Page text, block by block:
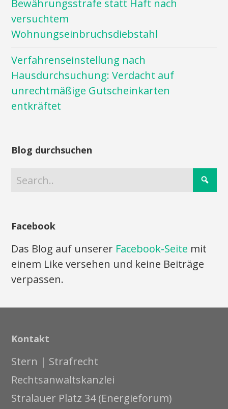
Bewährungsstrafe statt Haft nach
versuchtem
Wohnungseinbruchsdiebstahl
Verfahrenseinstellung nach
Hausdurchsuchung: Verdacht auf
unrechtmäßige Gutscheinkarten
entkräftet
Blog durchsuchen
Facebook
Das Blog auf unserer Facebook-Seite mit
einem Like versehen und keine Beiträge
verpassen.
Kontakt
Stern | Strafrecht
Rechtsanwaltskanzlei
Stralauer Platz 34 (Energieforum)